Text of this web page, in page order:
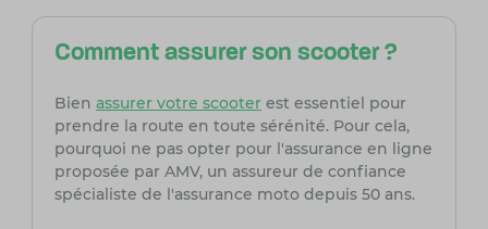
Comment assurer son scooter ?
Bien assurer votre scooterest essentiel pour
prendre la route en toute sérénité. Pour cela,
pourquoi ne pas opter pour l'assurance en ligne
proposée par AMV, un assureur de confiance
spécialiste de l'assurance moto depuis 50 ans.